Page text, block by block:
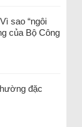
sao “ngôi
của Bộ Công
đặc